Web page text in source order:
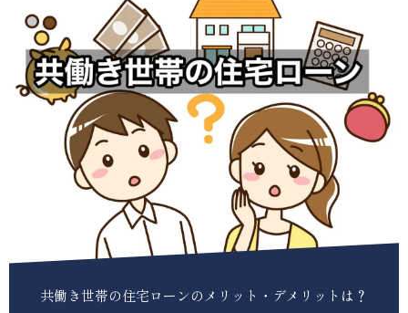
共働き世帯の住宅ローンのメリット・デメリットは？